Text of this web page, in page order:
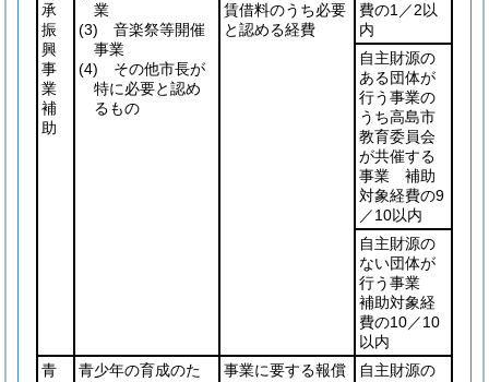
承
振
興
事
業
補
助
業
(3) 音楽祭等開催
事業
(4) その他市長が
特に必要と認め
るもの
賃借料のうち必要
と認める経費
費の1／2以
内
自主財源の
ある団体が
行う事業の
うち高島市
教育委員会
が共催する
事業 補助
対象経費の9
／10以内
自主財源の
ない団体が
行う事業
補助対象経
費の10／10
以内
青
青少年の育成のた
事業に要する報償
自主財源の